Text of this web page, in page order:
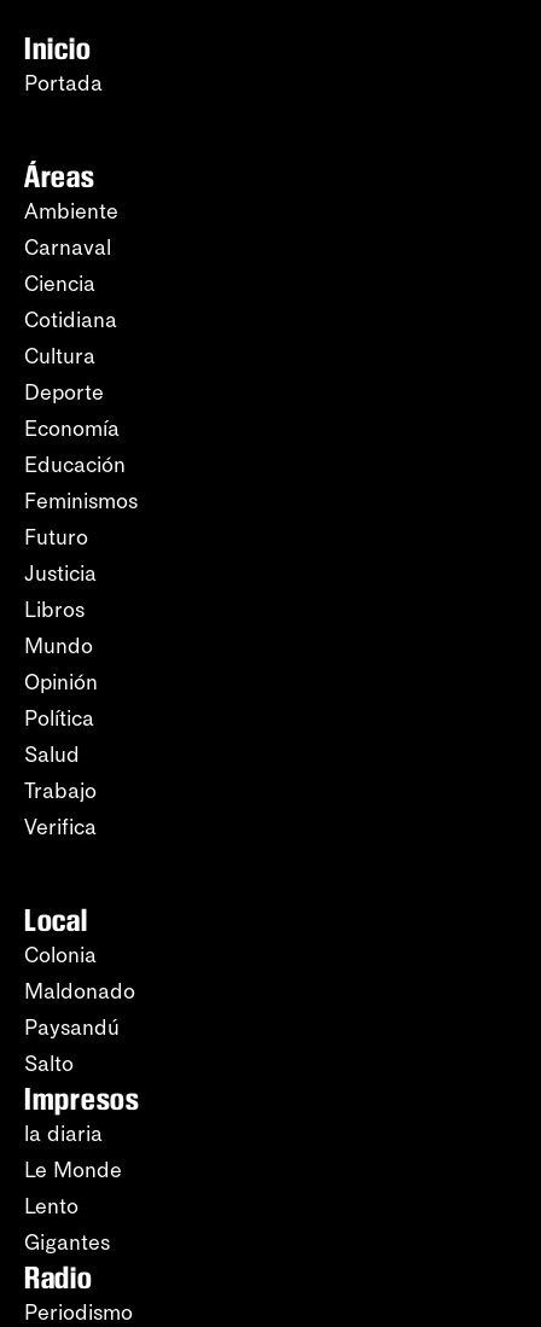
Inicio
Portada
Áreas
Ambiente
Carnaval
Ciencia
Cotidiana
Cultura
Deporte
Economía
Educación
Feminismos
Futuro
Justicia
Libros
Mundo
Opinión
Política
Salud
Trabajo
Verifica
Local
Colonia
Maldonado
Paysandú
Salto
Impresos
la diaria
Le Monde
Lento
Gigantes
Radio
Periodismo